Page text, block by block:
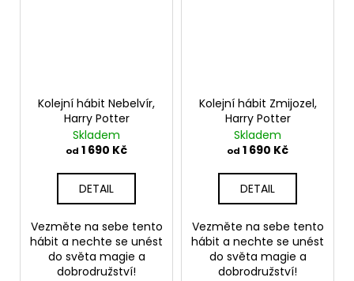
Kolejní hábit Nebelvír,
Harry Potter
Skladem
od 1 690 Kč
DETAIL
Vezměte na sebe tento
hábit a nechte se unést
do světa magie a
dobrodružství!
Kolejní hábit Zmijozel,
Harry Potter
Skladem
od 1 690 Kč
DETAIL
Vezměte na sebe tento
hábit a nechte se unést
do světa magie a
dobrodružství!